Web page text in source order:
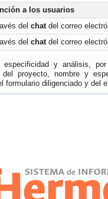
a los usuarios
del chatdel correo
del chatdel correo
especificidad y análisis,
proyecto, nombre y
formulario diligenciado y del